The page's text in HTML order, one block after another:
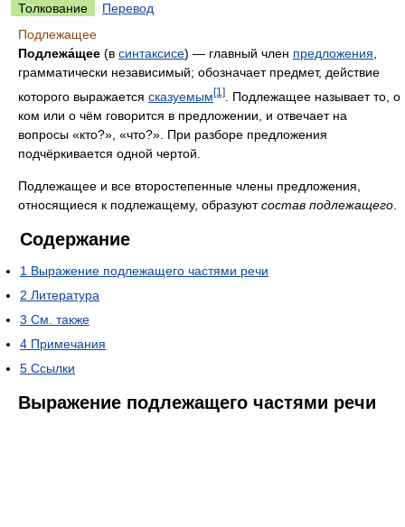
Толкование
Перевод
Подлежащее
Подлежа́щее (в синтаксисе) — главный член предложения
грамматически независимый; обозначает предмет, действие
которого выражается сказуемым[1]
. Подлежащее называет то, о
ком или о чём говорится в предложении, и отвечает на
вопросы «кто?», «что?». При разборе предложения
подчёркивается одной чертой.
Подлежащее и все второстепенные члены предложения,
относящиеся к подлежащему, образуютсостав подлежащего
Содержание
1 Выражение подлежащего частями речи
2 Литература
3 См. также
4 Примечания
5 Ссылки
Выражение подлежащего частями речи